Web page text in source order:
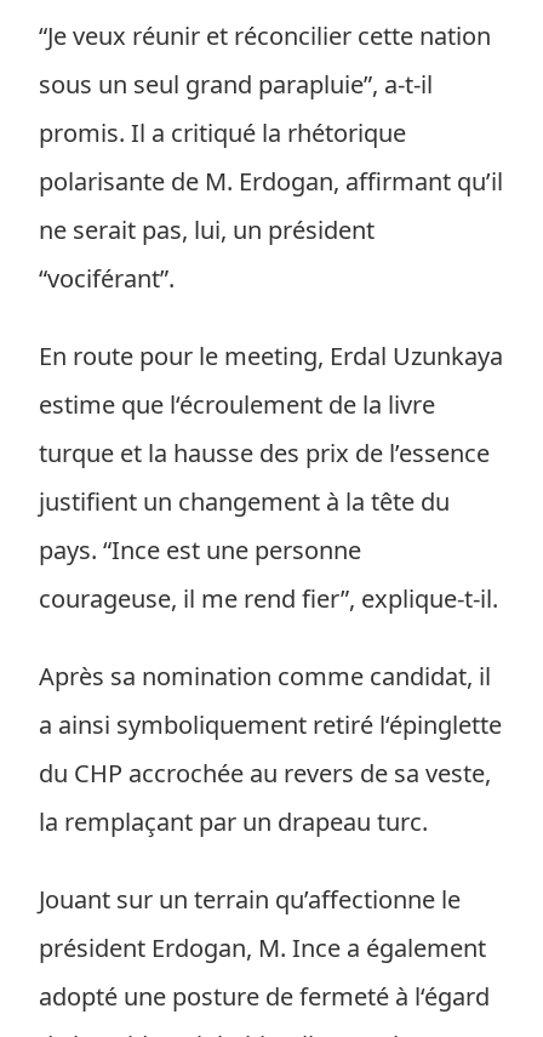
“Je veux réunir et réconcilier cette nation
sous un seul grand parapluie”, a-t-il
promis. Il a critiqué la rhétorique
polarisante de M. Erdogan, affirmant qu’il
ne serait pas, lui, un président
“vociférant”.
En route pour le meeting, Erdal Uzunkaya
estime que l‘écroulement de la livre
turque et la hausse des prix de l’essence
justifient un changement à la tête du
pays. “Ince est une personne
courageuse, il me rend fier”, explique-t-il.
Après sa nomination comme candidat, il
a ainsi symboliquement retiré l‘épinglette
du CHP accrochée au revers de sa veste,
la remplaçant par un drapeau turc.
Jouant sur un terrain qu’affectionne le
président Erdogan, M. Ince a également
adopté une posture de fermeté à l‘égard